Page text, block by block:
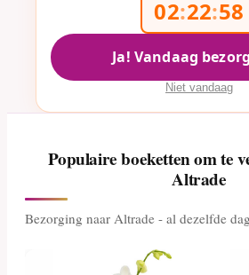
02:22:56
Ja! Vandaag
Niet vandaag
Populaire boeketten om te
Altrade
Bezorging naar Altrade - al dezelfde